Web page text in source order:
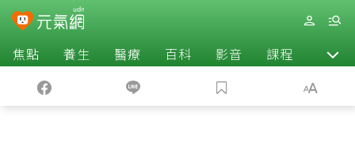
焦點 養生 醫療 百科 影音 課程 退休